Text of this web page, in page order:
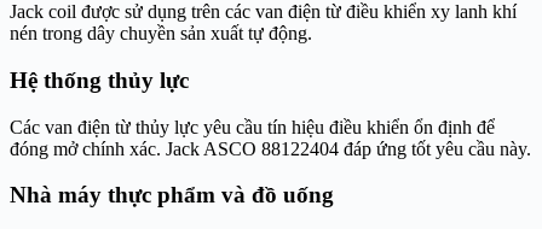
Jack coil được sử dụng trên các van điện từ điều khiển xy lanh khí
nén trong dây chuyền sản xuất tự động.
Hệ thống thủy lực
Các van điện từ thủy lực yêu cầu tín hiệu điều khiển ổn định để
đóng mở chính xác. Jack ASCO 88122404 đáp ứng tốt yêu cầu này.
Nhà máy thực phẩm và đồ uống